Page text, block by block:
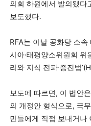
의회 하원에서 발의됐다
보도했다.
RFA는 이날 공화당 소
시아·태평양소위원회 위
리와 지식 전파·증진법
보도에 따르면, 이 법안
의 개정안 형식으로, 국
민들에게 직접 보내거나